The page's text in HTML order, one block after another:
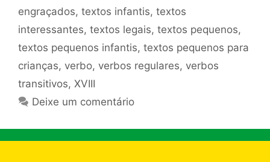
engraçados, textos infantis, textos
interessantes, textos legais, textos pequenos,
textos pequenos infantis, textos pequenos para
crianças, verbo, verbos regulares, verbos
transitivos, XVIII
Deixe um comentário